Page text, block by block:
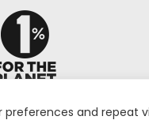
and repeat